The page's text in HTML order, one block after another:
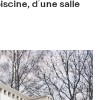
d´une salle